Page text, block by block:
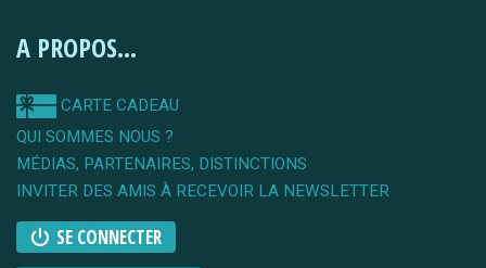
A PROPOS...
CARTE CADEAU
QUI SOMMES NOUS ?
MÉDIAS, PARTENAIRES, DISTINCTIONS
INVITER DES AMIS À RECEVOIR LA NEWSLETTER
SE CONNECTER